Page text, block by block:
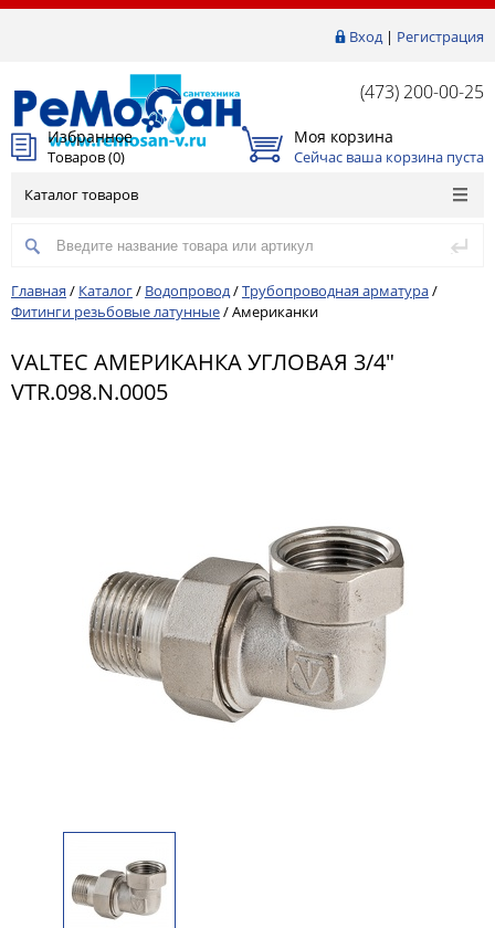
Вход| Регистрация
(473) 200-00-25
Избранное
Товаров (0)
Моя корзина
Сейчас ваша корзина пуста
Каталог товаров
Главная / Каталог/ Водопровод/Трубопроводная арматура/
Фитинги резьбовые латунные/Американки
VALTEC АМЕРИКАНКА УГЛОВАЯ 3/4"
VTR.098.N.0005